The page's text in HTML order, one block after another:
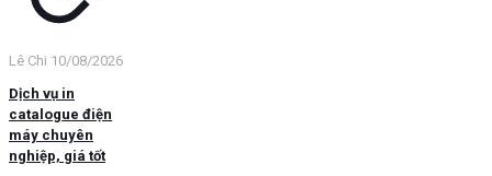
Lê Chi 10/08/2026
Dịch vụ in
catalogue điện
máy chuyên
nghiệp, giá tốt